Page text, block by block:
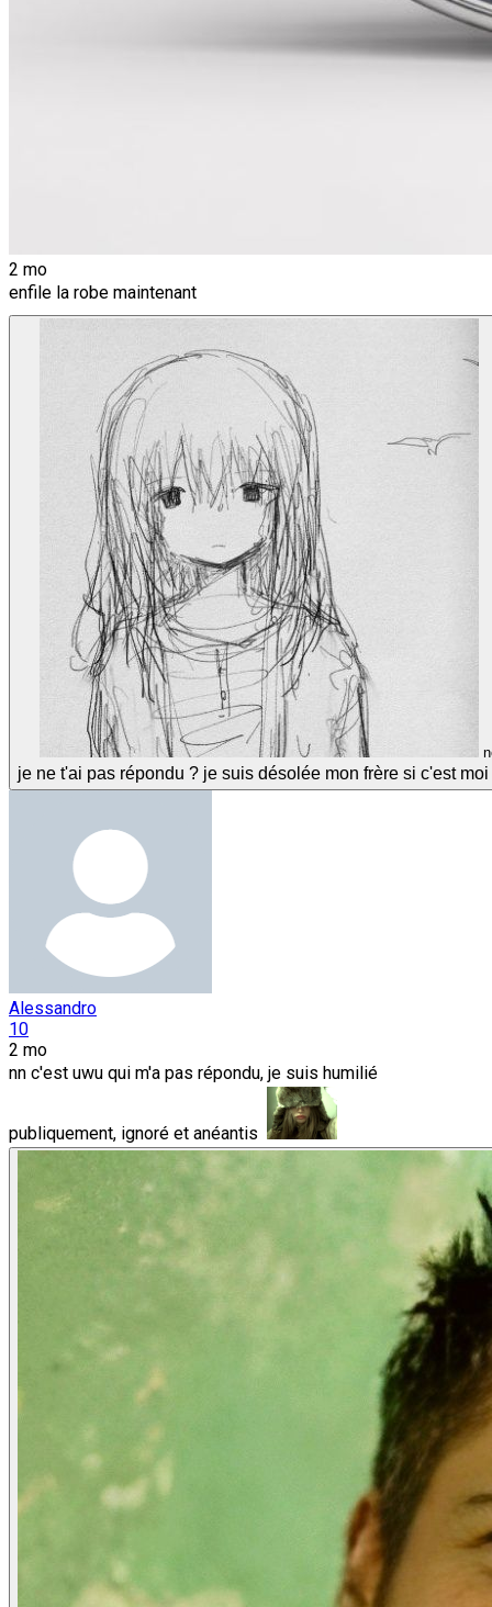
2 mo
enfile la robe maintenant
je ne t'ai pas répondu ? je suis désolée mon frère si c'est moi
Alessandro
10
2 mo
nn c'est uwu qui m'a pas répondu, je suis humilié
publiquement, ignoré et anéantis